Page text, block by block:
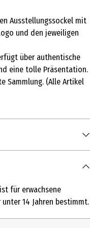
Ausstellungssockel mit
und den jeweiligen
über authentische
eine tolle Präsentation.
Sammlung. (Alle Artikel
für erwachsene
14 Jahren bestimmt.